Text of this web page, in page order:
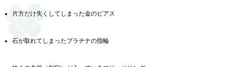
片方だけ失くしてしまった金のピアス
石が取れてしまったプラチナの指輪